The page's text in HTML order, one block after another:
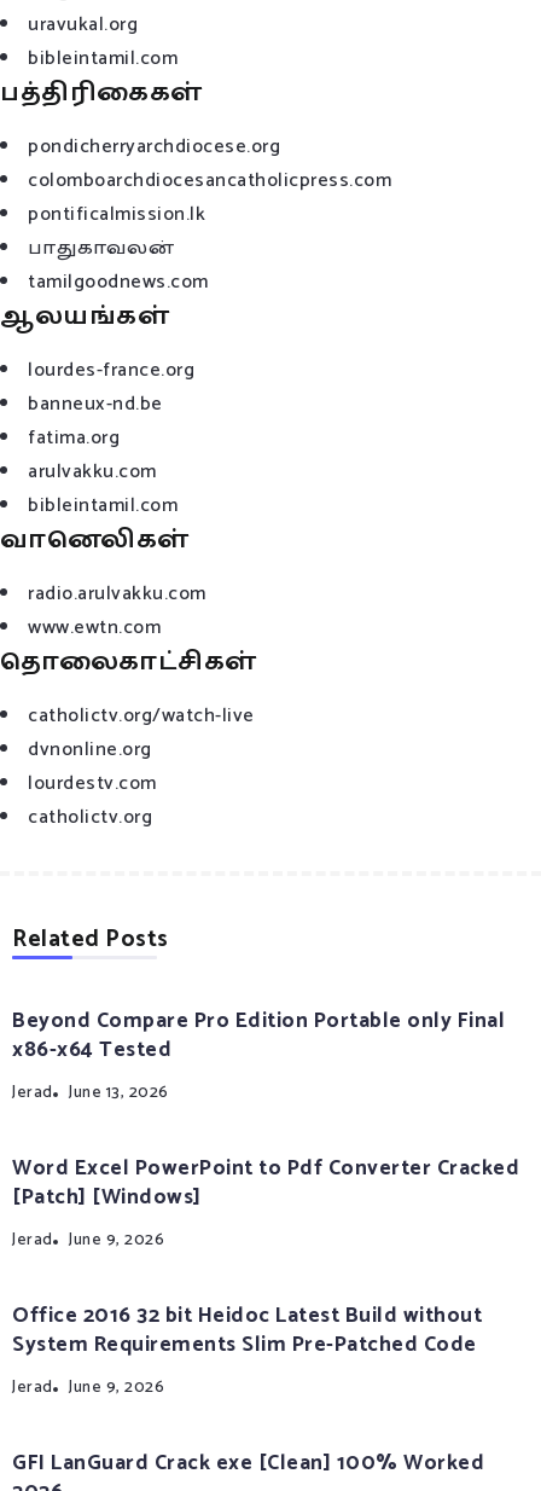
uravukal.org
bibleintamil.com
பத்திரிகைகள்
pondicherryarchdiocese.org
colomboarchdiocesancatholicpress.com
pontificalmission.lk
பாதுகாவலன்
tamilgoodnews.com
ஆலயங்கள்
lourdes-france.org
banneux-nd.be
fatima.org
arulvakku.com
bibleintamil.com
வானெலிகள்
radio.arulvakku.com
www.ewtn.com
தொலைகாட்சிகள்
catholictv.org/watch-live
dvnonline.org
lourdestv.com
catholictv.org
Related Posts
Beyond Compare Pro Edition Portable only Final
x86-x64 Tested
Jerad June 13, 2026
Word Excel PowerPoint to Pdf Converter Cracked
[Patch] [Windows]
Jerad June 9, 2026
Office 2016 32 bit Heidoc Latest Build without
System Requirements Slim Pre-Patched Code
Jerad June 9, 2026
GFI LanGuard Crack exe [Clean] 100% Worked